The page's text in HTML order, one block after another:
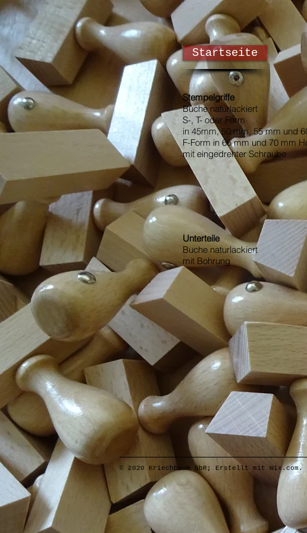
Startseite
Stempelgriffe
Buche naturlackiert
S-, T- oder Form
in 45mm, 50 mm, 55 mm und
F-Form in 65 mm und 70 mm
mit eingedrehter Schraube
Unterteile
Buche naturlackiert
mit Bohrung
© 2020 Kriechbaum GbR; Erstellt mit Wix.com.